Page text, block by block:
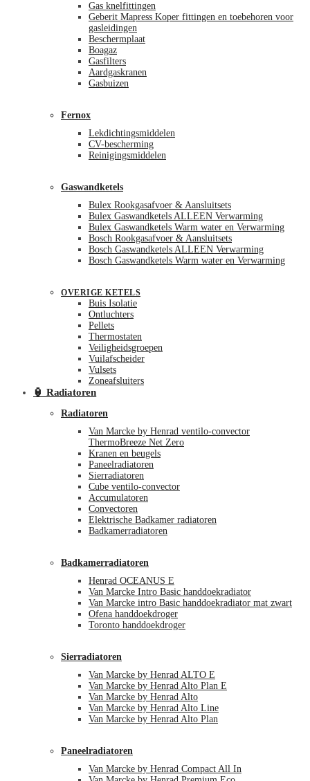
Gas knelfittingen
Geberit Mapress Koper fittingen en toebehoren voor
gasleidingen
Beschermplaat
Boagaz
Gasfilters
Aardgaskranen
Gasbuizen
Fernox
Lekdichtingsmiddelen
CV-bescherming
Reinigingsmiddelen
Gaswandketels
Bulex Rookgasafvoer & Aansluitsets
Bulex Gaswandketels ALLEEN Verwarming
Bulex Gaswandketels Warm water en Verwarming
Bosch Rookgasafvoer & Aansluitsets
Bosch Gaswandketels ALLEEN Verwarming
Bosch Gaswandketels Warm water en Verwarming
OVERIGE KETELS
Buis Isolatie
Ontluchters
Pellets
Thermostaten
Veiligheidsgroepen
Vuilafscheider
Vulsets
Zoneafsluiters
🏮 Radiatoren
Radiatoren
Van Marcke by Henrad ventilo-convector
ThermoBreeze Net Zero
Kranen en beugels
Paneelradiatoren
Sierradiatoren
Cube ventilo-convector
Accumulatoren
Convectoren
Elektrische Badkamer radiatoren
Badkamerradiatoren
Badkamerradiatoren
Henrad OCEANUS E
Van Marcke Intro Basic handdoekradiator
Van Marcke intro Basic handdoekradiator mat zwart
Ofena handdoekdroger
Toronto handdoekdroger
Sierradiatoren
Van Marcke by Henrad ALTO E
Van Marcke by Henrad Alto Plan E
Van Marcke by Henrad Alto
Van Marcke by Henrad Alto Line
Van Marcke by Henrad Alto Plan
Paneelradiatoren
Van Marcke by Henrad Compact All In